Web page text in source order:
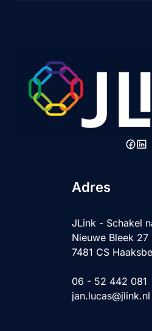
Adres
JLink - Schakel
Nieuwe Bleek 27
7481 CS
06 - 52 442 081
jan.lucas@jlink.nl